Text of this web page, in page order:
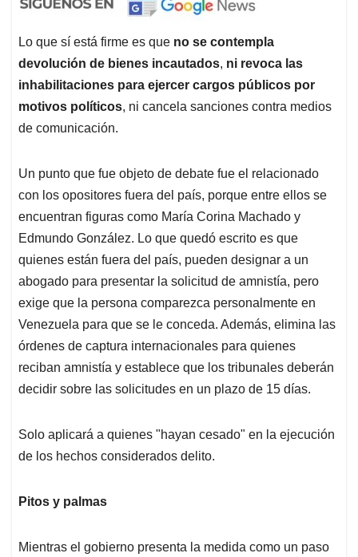
Lo que sí está firme es que no se contempla
devolución de bienes incautados, ni revoca las
inhabilitaciones para ejercer cargos públicos por
motivos políticos, ni cancela sanciones contra medios
de comunicación.
Un punto que fue objeto de debate fue el relacionado
con los opositores fuera del país, porque entre ellos se
encuentran figuras como María Corina Machado y
Edmundo González. Lo que quedó escrito es que
quienes están fuera del país, pueden designar a un
abogado para presentar la solicitud de amnistía, pero
exige que la persona comparezca personalmente en
Venezuela para que se le conceda. Además, elimina las
órdenes de captura internacionales para quienes
reciban amnistía y establece que los tribunales deberán
decidir sobre las solicitudes en un plazo de 15 días.
Solo aplicará a quienes "hayan cesado" en la ejecución
de los hechos considerados delito.
Pitos y palmas
Mientras el gobierno presenta la medida como un paso